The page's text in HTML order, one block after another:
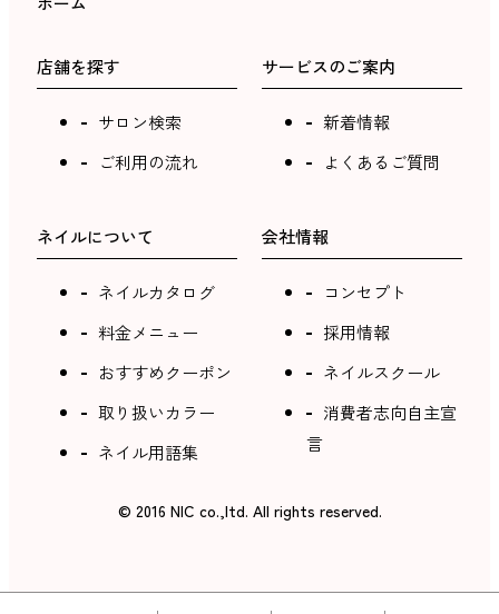
店舗を探す
サロン検索
ご利用の流れ
サービスのご案内
新着情報
よくあるご質問
ネイルについて
ネイルカタログ
料金メニュー
おすすめクーポン
取り扱いカラー
ネイル用語集
会社情報
コンセプト
採用情報
ネイルスクール
消費者志向自主宣
言
©︎ 2016 NIC co.,ltd. All rights reserved.